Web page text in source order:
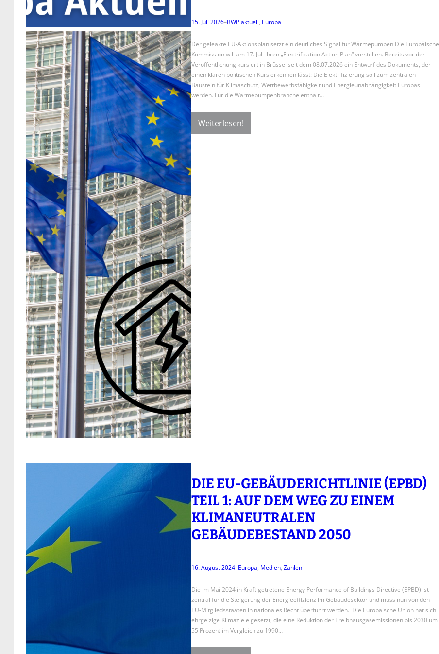
15. Juli 2026–BWP aktuell, Europa
Der geleakte EU-Aktionsplan setzt ein deutliches Signal für Wärmepumpen Die Europäische
Kommission will am 17. Juli ihren „Electrification Action Plan“ vorstellen. Bereits vor der
Veröffentlichung kursiert in Brüssel seit dem 08.07.2026 ein Entwurf des Dokuments, der
einen klaren politischen Kurs erkennen lässt: Die Elektrifizierung soll zum zentralen
Baustein für Klimaschutz, Wettbewerbsfähigkeit und Energieunabhängigkeit Europas
werden. Für die Wärmepumpenbranche enthält…
Weiterlesen!
DIE EU-GEBÄUDERICHTLINIE (EPBD)
TEIL 1: AUF DEM WEG ZU EINEM
KLIMANEUTRALEN
GEBÄUDEBESTAND 2050
16. August 2024–Europa, Medien, Zahlen
Die im Mai 2024 in Kraft getretene Energy Performance of Buildings Directive (EPBD) ist
zentral für die Steigerung der Energieeffizienz im Gebäudesektor und muss nun von den
EU-Mitgliedsstaaten in nationales Recht überführt werden. Die Europäische Union hat sich
ehrgeizige Klimaziele gesetzt, die eine Reduktion der Treibhausgasemissionen bis 2030 um
55 Prozent im Vergleich zu 1990…